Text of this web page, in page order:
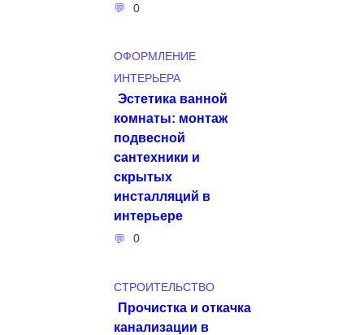
0
ОФОРМЛЕНИЕ
ИНТЕРЬЕРА
Эстетика ванной
комнаты: монтаж
подвесной
сантехники и
скрытых
инсталляций в
интерьере
0
СТРОИТЕЛЬСТВО
Прочистка и откачка
канализации в